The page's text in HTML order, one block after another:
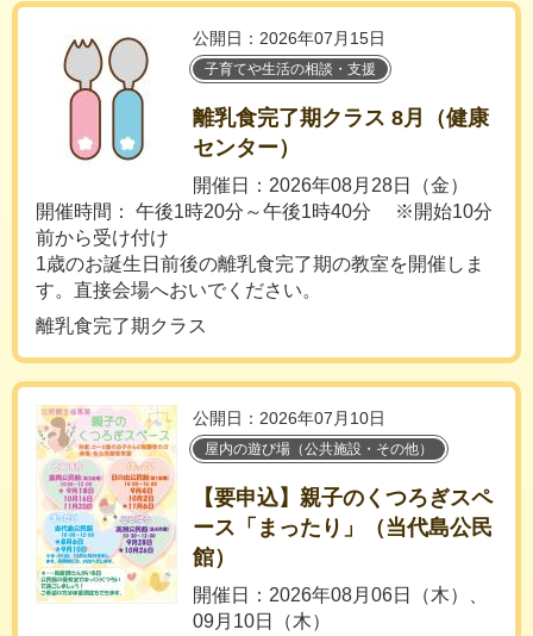
公開日：2026年07月15日
子育てや生活の相談・支援
離乳食完了期クラス 8月（健康
センター）
開催日：2026年08月28日（金）
開催時間： 午後1時20分～午後1時40分 ※開始10分
前から受け付け
1歳のお誕生日前後の離乳食完了期の教室を開催しま
す。直接会場へおいでください。
離乳食完了期クラス
公開日：2026年07月10日
屋内の遊び場（公共施設・その他）
【要申込】親子のくつろぎスペ
ース「まったり」（当代島公民
館）
開催日：2026年08月06日（木）、
09月10日（木）